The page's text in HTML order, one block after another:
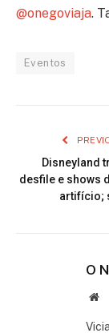
@onegoviaja.
Eventos
Disneyland
desfile e shows
artifício;
O